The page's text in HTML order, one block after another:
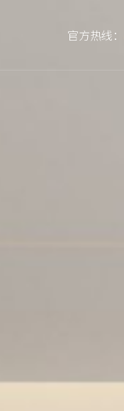
官方热线：